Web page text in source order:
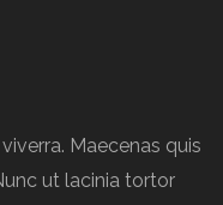
Maecenas quis
ut lacinia tortor